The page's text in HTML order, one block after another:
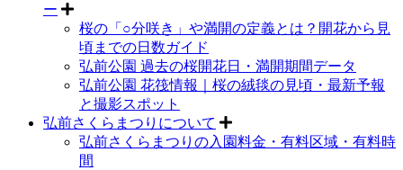
ー
桜の「○分咲き」や満開の定義とは？開花から見
頃までの日数ガイド
弘前公園 過去の桜開花日・満開期間データ
弘前公園 花筏情報｜桜の絨毯の見頃・最新予報
と撮影スポット
弘前さくらまつりについて
弘前さくらまつりの入園料金・有料区域・有料時
間